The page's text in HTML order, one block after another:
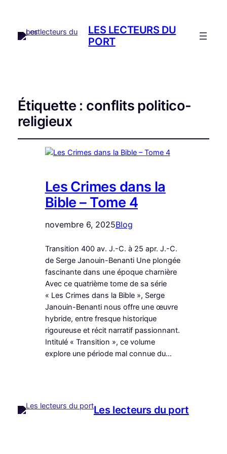
LES LECTEURS DU
PORT
Étiquette : conflits politico-
religieux
Les Crimes dans la
Bible – Tome 4
novembre 6, 2025Blog
Transition 400 av. J.-C. à 25 apr. J.-C.
de Serge Janouin-Benanti Une plongée
fascinante dans une époque charnière
Avec ce quatrième tome de sa série
« Les Crimes dans la Bible », Serge
Janouin-Benanti nous offre une œuvre
hybride, entre fresque historique
rigoureuse et récit narratif passionnant.
Intitulé « Transition », ce volume
explore une période mal connue du…
Les lecteurs du port